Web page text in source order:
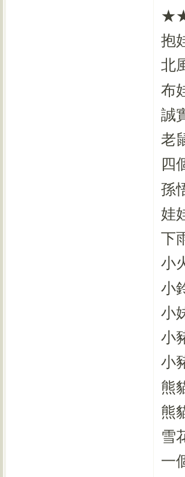
抱
北
布
誠
老
四
孫
娃
下
小
小
小
小
小
熊
熊
雪
一